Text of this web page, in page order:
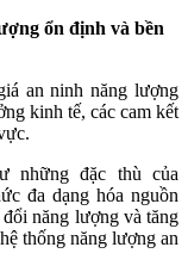
ổn định và bền
an ninh năng lượng
kinh tế, các cam kết
những đặc thù của
đa dạng hóa nguồn
năng lượng và tăng
thống năng lượng an